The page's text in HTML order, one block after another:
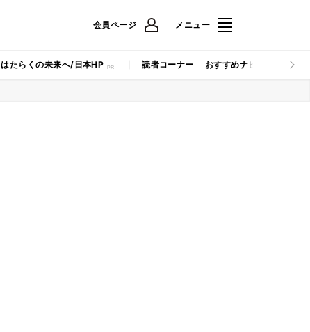
会員ページ メニュー
はたらくの未来へ/日本HP 読者コーナー おすすめナビ マイナビ